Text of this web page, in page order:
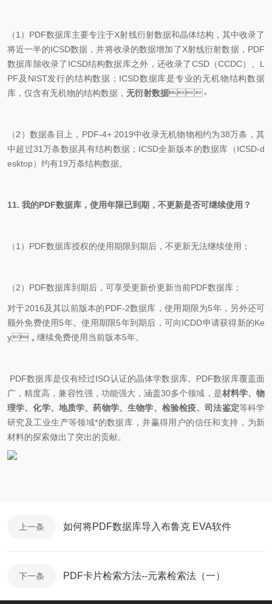
（1） PDF数据库主要专注于X射线衍射数据和晶体结构，其中收录了
将近一半的ICSD数据，并将收录的数据增加了X射线衍射数据， PDF
数据库除收录了 ICSD结构数据库之外，还收录了CSD（CCDC）、 L
PF及 NIST发行的结构数据； ICSD数据库是专业的无机物结构数据
库，仅含有无机物的结构数据， 无衍射数据。
（2 ）数据条目上， PDF-4+ 2019中收录无机物物相约为38万条，其
中超过31万条数据具有结构数据； ICSD全新版本的数据库（ICSD-d
esktop）约有19万条结构数据。
11. 我的PDF数据库，使用年限已到期，不更新是否可继续使用？
（1） PDF数据库授权的使用期限到期后，不更新无法继续使用；
（2） PDF数据库到期后，可享受更新价更新当前PDF数据库；
对于2016及其以前版本的PDF-2数据库，使用期限为5年，另外还可
额外免费使用5年。使用期限5年到期后，可向ICDD申请获得新的Ke
y，继续免费使用当前版本5年。
PDF数据库是仅有经过ISO认证的晶体学数据库。 PDF数据库覆盖面
广，精度高，兼容性强，功能强大，涵盖30多个领域，是材料学、物
理学、化学、地质学、药物学、生物学、检验检疫、司法鉴定等科学
研究及工业生产等领域*的数据库，并赢得用户的信任和支持，为新
材料的探索做出了突出的贡献。
上一条 如何将PDF数据库导入布鲁克 EVA软件
下一条 PDF卡片检索方法--元素检索法（一）